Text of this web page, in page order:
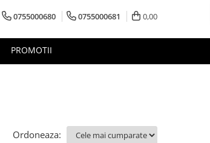
0755000680 0755000681 0,00
PROMOTII
Ordoneaza: